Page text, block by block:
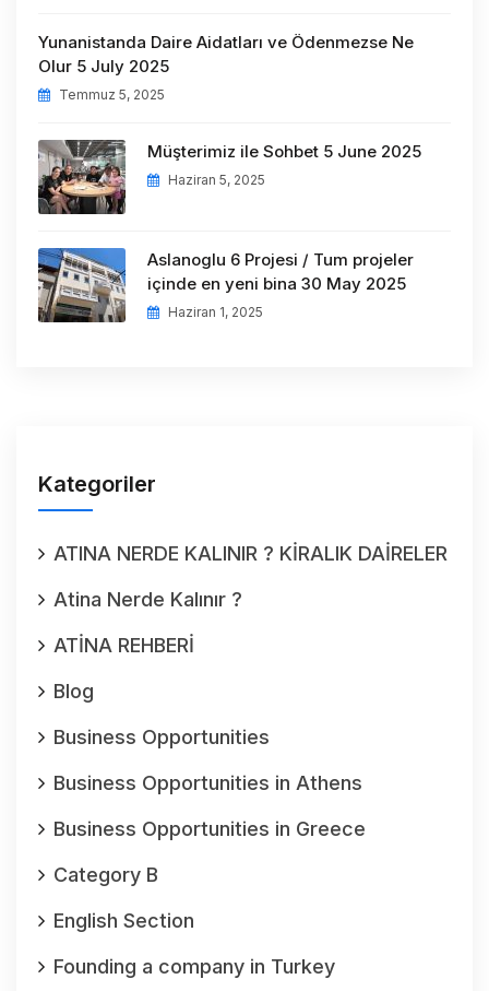
Yunanistanda Daire Aidatları ve Ödenmezse Ne
Olur 5 July 2025
Temmuz 5, 2025
Müşterimiz ile Sohbet 5 June 2025
Haziran 5, 2025
Aslanoglu 6 Projesi / Tum projeler
içinde en yeni bina 30 May 2025
Haziran 1, 2025
Kategoriler
ATINA NERDE KALINIR ? KİRALIK DAİRELER
Atina Nerde Kalınır ?
ATİNA REHBERİ
Blog
Business Opportunities
Business Opportunities in Athens
Business Opportunities in Greece
Category B
English Section
Founding a company in Turkey